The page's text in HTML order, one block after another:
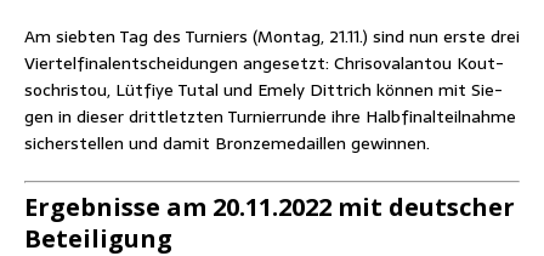
Am sieb­ten Tag des Tur­niers (Mon­tag, 21.11.) sind nun ers­te drei
Vier­tel­fi­nal­ent­schei­dun­gen ange­setzt: Chr­is­ovalan­tou Kout­
so­chris­tou, Lüt­fi­ye Tutal und Eme­ly Dittrich kön­nen mit Sie­
gen in die­ser dritt­letz­ten Tur­nier­run­de ihre Halb­fi­nal­teil­nah­me
sicher­stel­len und damit Bron­ze­me­dail­len gewinnen.
Ergeb­nis­se am 20.11.2022 mit deut­scher
Beteiligung